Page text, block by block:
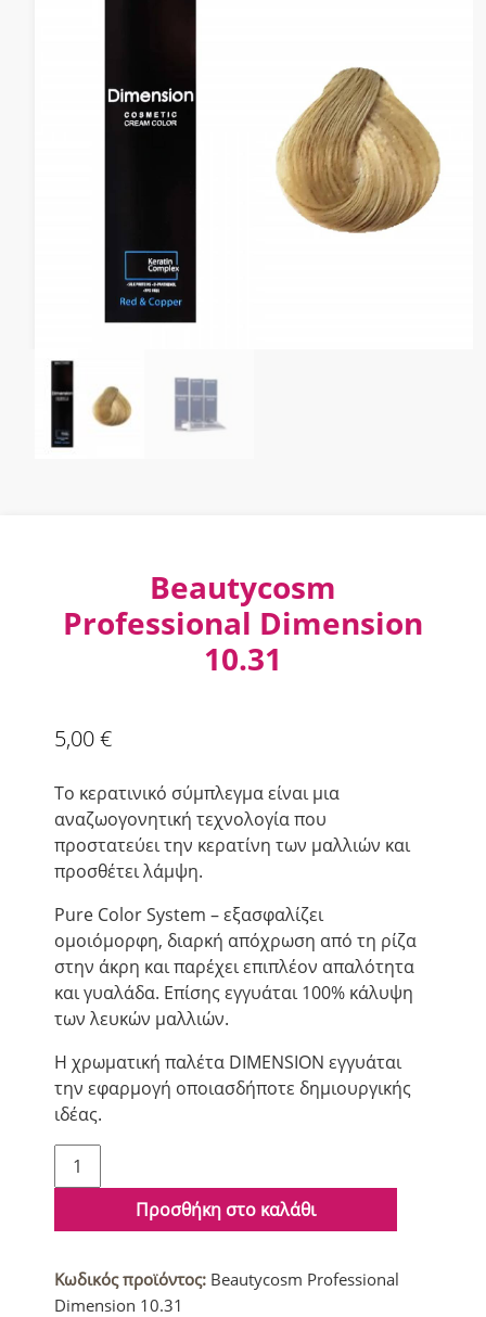
Beautycosm
Professional Dimension
10.31
5,00€
Το κερατινικό σύμπλεγμα είναι μια
αναζωογονητική τεχνολογία που
προστατεύει την κερατίνη των μαλλιών και
προσθέτει λάμψη.
Pure Color System – εξασφαλίζει
ομοιόμορφη, διαρκή απόχρωση από τη ρίζα
στην άκρη και παρέχει επιπλέον απαλότητα
και γυαλάδα. Επίσης εγγυάται 100% κάλυψη
των λευκών μαλλιών.
Η χρωματική παλέτα DIMENSION εγγυάται
την εφαρμογή οποιασδήποτε δημιουργικής
ιδέας.
Beautycosm
Professional
Dimension
10.31
Προσθήκη στο καλάθι
Κωδικός προϊόντος: Beautycosm Professional
Dimension 10.31